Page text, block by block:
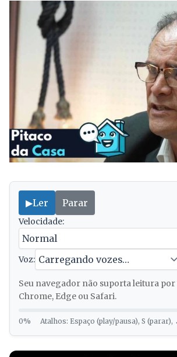
▶Ler Parar
Velocidade:
Voz:
Seu navegador não suporta leitura por
Chrome, Edge ou Safari.
0% Atalhos: Espaço (play/pausa), S